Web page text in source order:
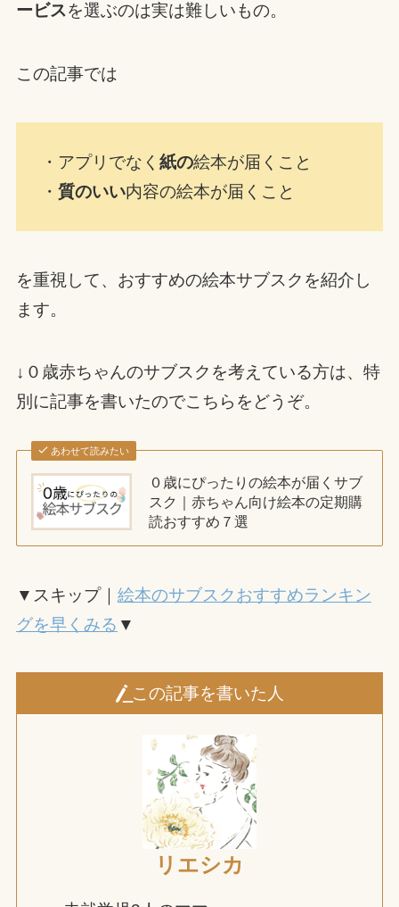
ービスを選ぶのは実は難しいもの。
この記事では
・アプリでなく紙の絵本が届くこと
・質のいい内容の絵本が届くこと
を重視して、おすすめの絵本サブスクを紹介し
ます。
↓０歳赤ちゃんのサブスクを考えている方は、特
別に記事を書いたのでこちらをどうぞ。
あわせて読みたい
０歳にぴったりの絵本が届くサブ
スク｜赤ちゃん向け絵本の定期購
読おすすめ７選
▼スキップ｜ 絵本のサブスクおすすめランキン
グを早くみる ▼
この記事を書いた人
リエシカ